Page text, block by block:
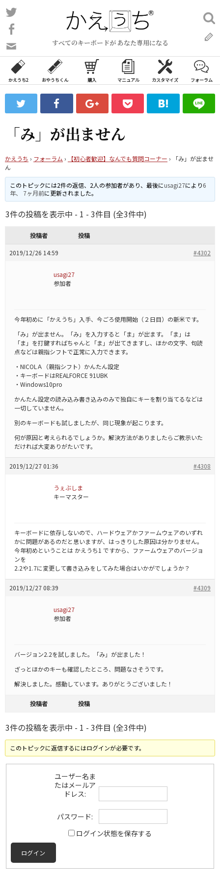
コ
ン
ン
ツ
ス
ッ
すべてのキーボードが あなた専用になる
い
合
わ
フ
ォ
ム
検
索:
かえうち2 おやうちくん 購入 マニュアル カスタマイズ フォーラム
「み」が出ません
かえうち › フォーラム › 【初心者歓迎】なんでも質問コーナー ›
「み」が出ませ
ん
このトピックには2件の返信、2人の参加者があり、最後にusagi27により6
年、 7ヶ月前に更新されました。
3件の投稿を表示中 - 1 - 3件目 (全3件中)
投稿者 投稿
2019/12/26 14:59 #4302
usagi27
参加者
今年初めに「かえうち」入手、今ごろ使用開始（２日目）の新米です。
「み」が出ません。「み」を入力すると「ま」が出ます。「ま」は
「ま」を打鍵すればちゃんと「ま」が出てきますし、ほかの文字、句読
点などは親指シフトで正常に入力できます。
・NICOLＡ（親指シフト）かんたん設定
・キーボードはREALFORCE 91UBK
・Windows10pro
かんたん設定の読み込み書き込みのみで独自にキーを割り当てるなどは
一切していません。
別のキーボードも試しましたが、同じ現象が起こります。
何が原因と考えられるでしょうか。解決方法がありましたらご教示いた
だければ大変ありがたいです。
2019/12/27 01:36 #4308
うぇぶしま
キーマスター
キーボードに依存しないので、ハードウェアかファームウェアのいずれ
かに問題があるのだと思いますが、はっきりした原因は分かりません。
今年初めということは かえうち1 ですから、ファームウェアのバージョ
ンを
2.2や1.7に変更して書き込みをしてみた場合はいかがでしょうか？
2019/12/27 08:39 #4309
usagi27
参加者
バージョン2.2を試しました。「み」が出ました！
ざっとほかのキーも確認したところ、問題なさそうです。
解決しました。感動しています。ありがとうございました！
投稿者 投稿
3件の投稿を表示中 - 1 - 3件目 (全3件中)
このトピックに返信するにはログインが必要です。
ユーザー名ま
たはメールア
ドレス:
パスワード:
ログイン状態を保存する
ログイン